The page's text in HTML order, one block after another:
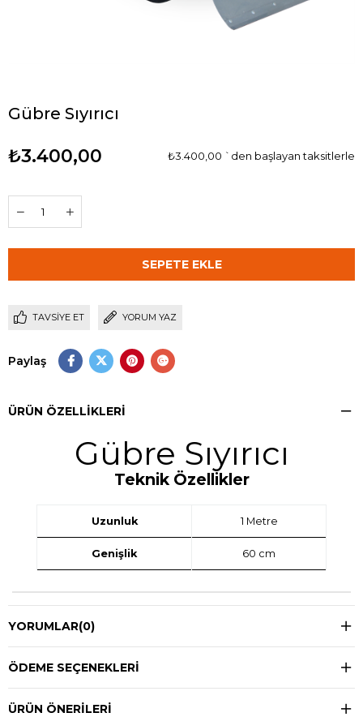
Gübre Sıyırıcı
₺3.400,00 ₺3.400,00 `den başlayan taksitlerle
TAVSIYE ET YORUM YAZ
Paylaş
ÜRÜN ÖZELLIKLERI
Gübre Sıyırıcı
Teknik Özellikler
Uzunluk 1 Metre
Genişlik 60 cm
YORUMLAR(0)
ÖDEME SEÇENEKLERI
ÜRÜN ÖNERILERI